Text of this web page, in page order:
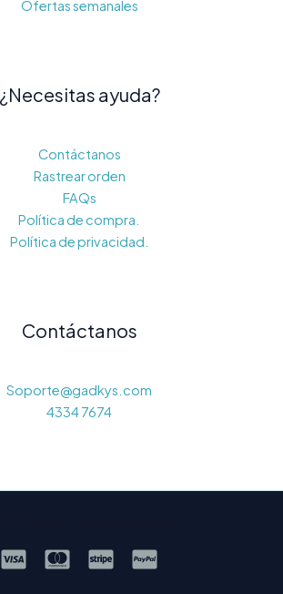
Ofertas semanales
¿Necesitas ayuda?
Contáctanos
Rastrear orden
FAQs
Política de compra.
Política de privacidad.
Contáctanos
Soporte@gadkys.com
4334 7674